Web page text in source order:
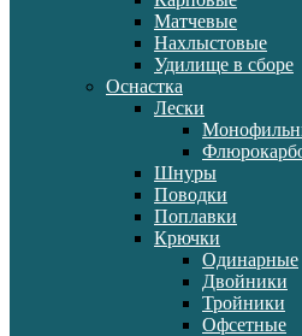
Матчевые
Нахлыстовые
Удилище в сборе
Оснастка
Лески
Шнуры
Поводки
Поплавки
Крючки
Одинарные
Двойники
Тройники
Офсетные